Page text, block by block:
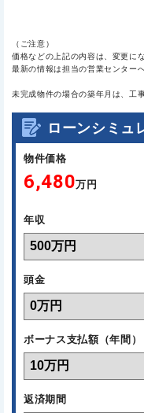
（ご注意）
価格などの上記の内容は、変更に
最新の情報は担当の営業センター
未完成物件の場合の築年月は、工
ローンシミュ
物件価格
6,480万円
年収
頭金
ボーナス支払額（年間）
返済期間